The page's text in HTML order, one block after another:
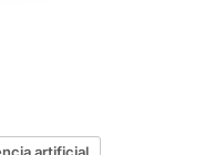
artificial